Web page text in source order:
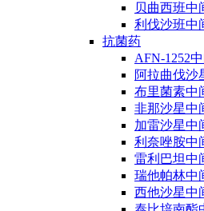
贝曲西班中
利伐沙班中
抗菌药
AFN-1252
阿拉曲伐沙
布里菌素中
非那沙星中
加雷沙星中
利奈唑胺中
雷利巴坦中
瑞他帕林中
西他沙星中